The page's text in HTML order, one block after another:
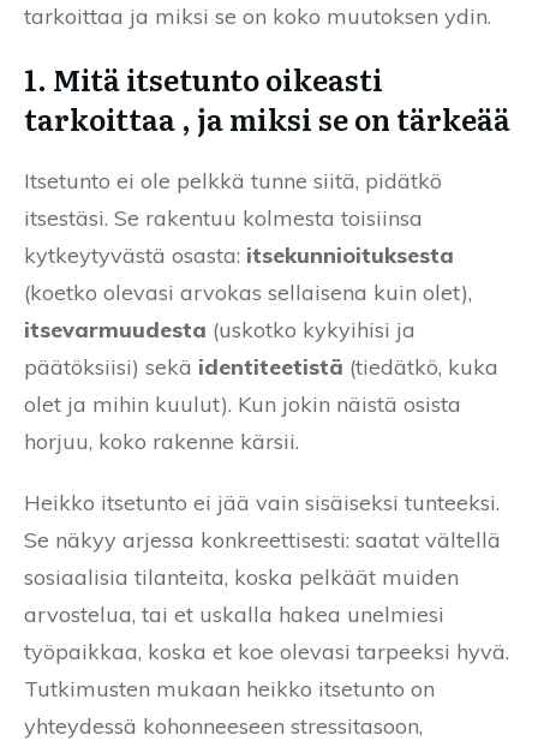
tarkoittaa ja miksi se on koko muutoksen ydin.
1. Mitä itsetunto oikeasti
tarkoittaa , ja miksi se on tärkeää
Itsetunto ei ole pelkkä tunne siitä, pidätkö
itsestäsi. Se rakentuu kolmesta toisiinsa
kytkeytyvästä osasta: itsekunnioituksesta
(koetko olevasi arvokas sellaisena kuin olet),
itsevarmuudesta (uskotko kykyihisi ja
päätöksiisi) sekä identiteetistä (tiedätkö, kuka
olet ja mihin kuulut). Kun jokin näistä osista
horjuu, koko rakenne kärsii.
Heikko itsetunto ei jää vain sisäiseksi tunteeksi.
Se näkyy arjessa konkreettisesti: saatat vältellä
sosiaalisia tilanteita, koska pelkäät muiden
arvostelua, tai et uskalla hakea unelmiesi
työpaikkaa, koska et koe olevasi tarpeeksi hyvä.
Tutkimusten mukaan heikko itsetunto on
yhteydessä kohonneeseen stressitasoon,